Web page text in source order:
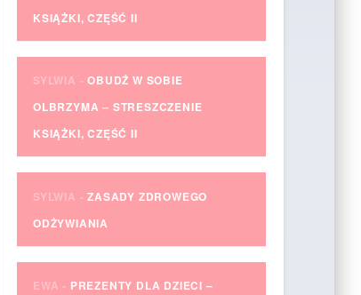
KSIĄŻKI, CZĘŚĆ II
SYLWIA -OBUDŹ W SOBIE
OLBRZYMA – STRESZCZENIE
KSIĄŻKI, CZĘŚĆ II
SYLWIA -ZASADY ZDROWEGO
ODŻYWIANIA
EWA - PREZENTY DLA DZIECI –